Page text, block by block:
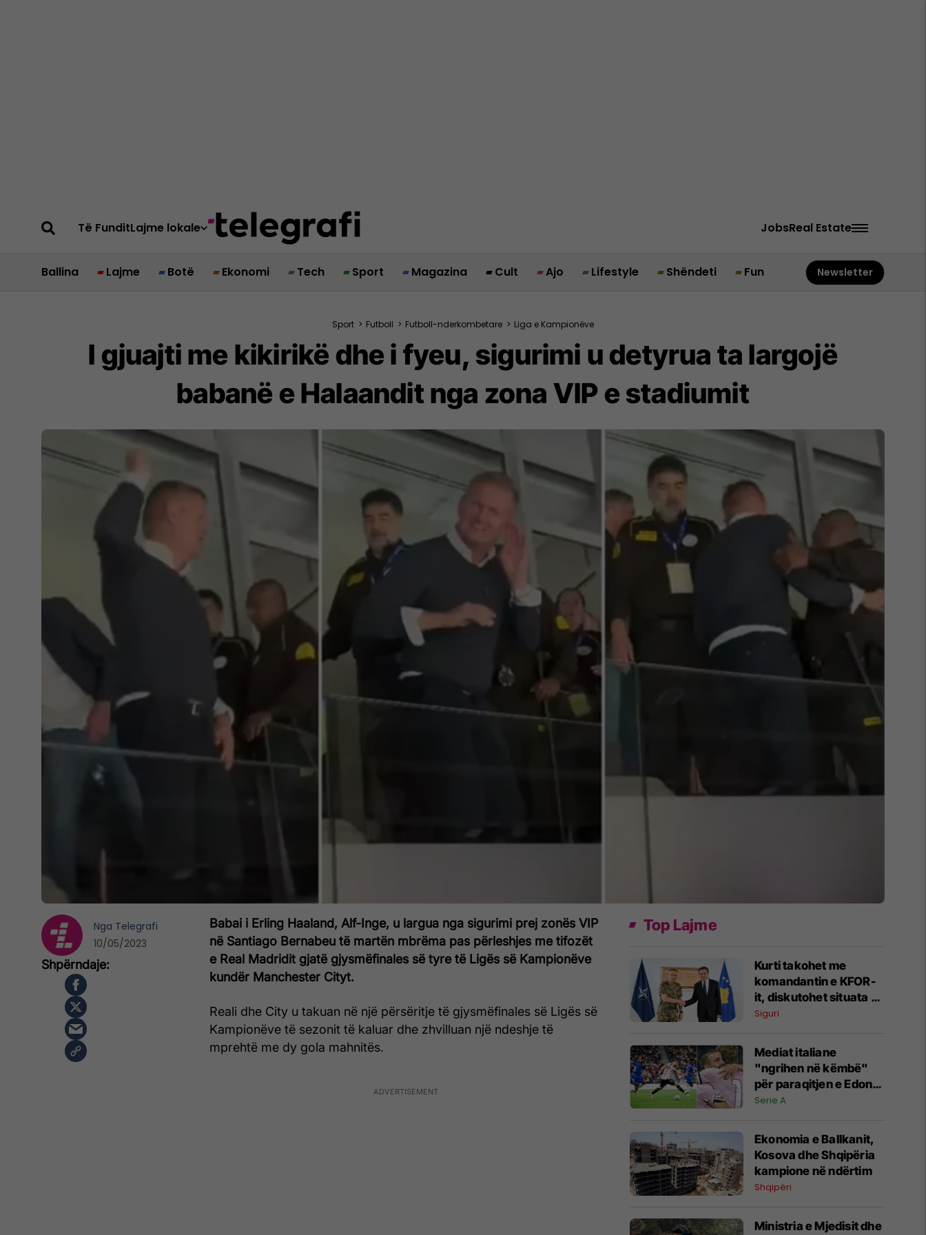
Të FunditLajme lokale JobsReal Estate
Ballina Lajme Botë Ekonomi Tech Sport Magazina Cult Ajo Lifestyle Shëndeti Fun Newsletter
Sport > Futboll > Futboll-nderkombetare > Liga e Kampionëve
I gjuajti me kikirikë dhe i fyeu, sigurimi u detyrua ta largojë
babanë e Halaandit nga zona VIP e stadiumit
Babai i Erling Haaland, Alf-Inge, u largua nga sigurimi prej zonës VIP
në Santiago Bernabeu të martën mbrëma pas përleshjes me tifozët
e Real Madridit gjatë gjysmëfinales së tyre të Ligës së Kampionëve
kundër Manchester Cityt.
Reali dhe City u takuan në një përsëritje të gjysmëfinales së Ligës së
Kampionëve të sezonit të kaluar dhe zhvilluan një ndeshje të
mprehtë me dy gola mahnitës.
Nga Telegrafi
10/05/2023
Top Lajme
Kurti takohet me
komandantin e KFOR-
it, diskutohet situata e
sigurisë në Kosovë dhe
Siguri
Mediat italiane
"ngrihen në këmbë"
për paraqitjen e Edon
Zhegrovës ndaj
Serie A
Ekonomia e Ballkanit,
Kosova dhe Shqipëria
kampione në ndërtim
Shqipëri
Ministria e Mjedisit dhe